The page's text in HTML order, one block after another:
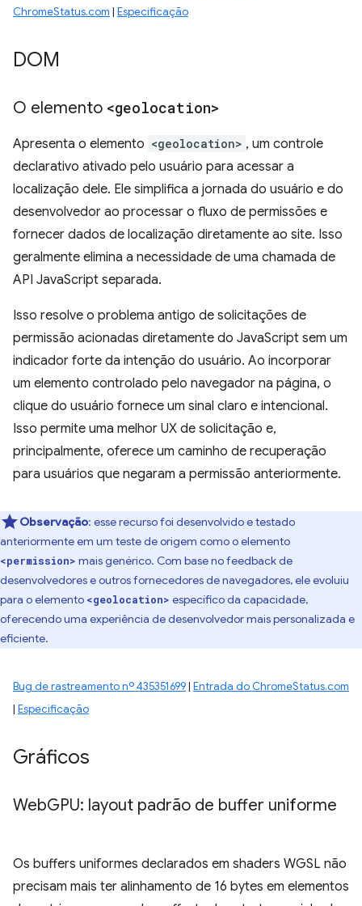
ChromeStatus.com | Especificação
DOM
O elemento <geolocation>
Apresenta o elemento <geolocation> , um controle
declarativo ativado pelo usuário para acessar a
localização dele. Ele simplifica a jornada do usuário e do
desenvolvedor ao processar o fluxo de permissões e
fornecer dados de localização diretamente ao site. Isso
geralmente elimina a necessidade de uma chamada de
API JavaScript separada.
Isso resolve o problema antigo de solicitações de
permissão acionadas diretamente do JavaScript sem um
indicador forte da intenção do usuário. Ao incorporar
um elemento controlado pelo navegador na página, o
clique do usuário fornece um sinal claro e intencional.
Isso permite uma melhor UX de solicitação e,
principalmente, oferece um caminho de recuperação
para usuários que negaram a permissão anteriormente.
Observação: esse recurso foi desenvolvido e testado
anteriormente em um teste de origem como o elemento
<permission> mais genérico. Com base no feedback de
desenvolvedores e outros fornecedores de navegadores, ele evoluiu
para o elemento <geolocation> específico da capacidade,
oferecendo uma experiência de desenvolvedor mais personalizada e
eficiente.
Bug de rastreamento nº 435351699| Entrada do ChromeStatus.com
| Especificação
Gráficos
WebGPU: layout padrão de buffer uniforme
Os buffers uniformes declarados em shaders WGSL não
precisam mais ter alinhamento de 16 bytes em elementos